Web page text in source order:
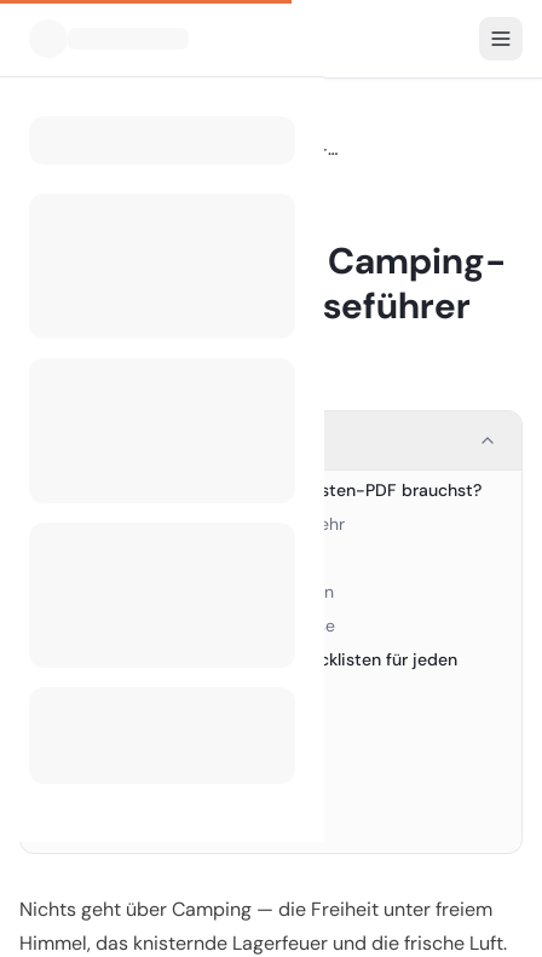
Die Vorteile einer Camping-Checkliste als Reiseführer
Die Vorteile einer Camping-
Checkliste als Reiseführer
Warum du ein Camping-Checklisten-PDF brauchst?
1. Keine „Oh nein“-Momente mehr
3. Hilft dir beim cleveren Packen
4. Stressfreier Aufbau & Abreise
4 unverzichtbare Camping-Checklisten für jeden
Nichts geht über Camping — die Freiheit unter freiem
Himmel, das knisternde Lagerfeuer und die frische Luft.